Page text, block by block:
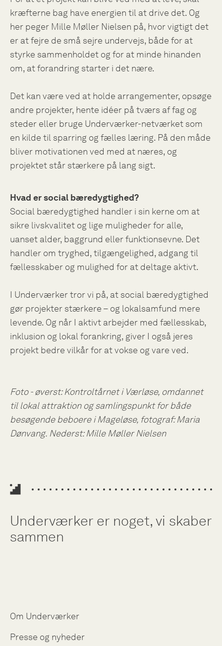
kræfterne bag have energien til at drive det. Og
her peger Mille Møller Nielsen på, hvor vigtigt det
er at fejre de små sejre undervejs, både for at
styrke sammenholdet og for at minde hinanden
om, at forandring starter i det nære.
Det kan være ved at holde arrangementer, opsøge
andre projekter, hente idéer på tværs af fag og
steder eller bruge Underværker-netværket som
en kilde til sparring og fælles læring. På den måde
bliver motivationen ved med at næres, og
projektet står stærkere på lang sigt.
Hvad er social bæredygtighed?
Social bæredygtighed handler i sin kerne om at
sikre livskvalitet og lige muligheder for alle,
uanset alder, baggrund eller funktionsevne. Det
handler om tryghed, tilgængelighed, adgang til
fællesskaber og mulighed for at deltage aktivt.
I Underværker tror vi på, at social bæredygtighed
gør projekter stærkere – og lokalsamfund mere
levende. Og når I aktivt arbejder med fællesskab,
inklusion og lokal forankring, giver I også jeres
projekt bedre vilkår for at vokse og vare ved.
Foto - øverst: Kontroltårnet i Værløse, omdannet
til lokal attraktion og samlingspunkt for både
besøgende beboere i Mageløse, fotograf: Maria
Dønvang. Nederst: Mille Møller Nielsen
Underværker er noget, vi skaber
sammen
Om Underværker
Presse og nyheder